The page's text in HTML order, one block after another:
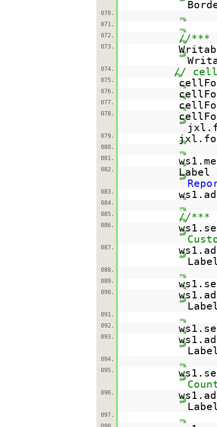
070.
071.
072.
//***
073.
074. //
075.
076.
077.
078.
079.
080.
081.
082.
083.
084.
085.
//***
086.
087.
088.
089.
090.
091.
092.
093.
094.
095.
096.
097.